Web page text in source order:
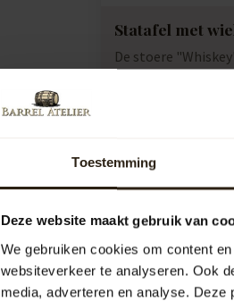
Toestemming
Deze website maakt gebruik van
We gebruiken cookies om content
websiteverkeer te analyseren. Ook
media, adverteren en analyse.
Statafel met
De stoere
gemaakt van
1.395,00